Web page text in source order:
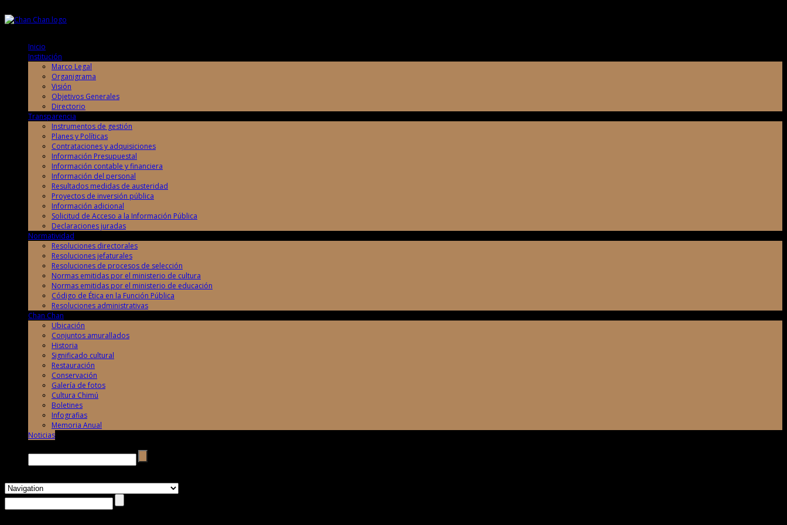
Inicio
Institución
Marco Legal
Organigrama
Visión
Objetivos Generales
Directorio
Transparencia
Instrumentos de gestión
Planes y Políticas
Contrataciones y adquisiciones
Información Presupuestal
Información contable y financiera
Información del personal
Resultados medidas de austeridad
Proyectos de inversión pública
Información adicional
Solicitud de Acceso a la Información Pública
Declaraciones juradas
Normatividad
Resoluciones directorales
Resoluciones jefaturales
Resoluciones de procesos de selección
Normas emitidas por el ministerio de cultura
Normas emitidas por el ministerio de educación
Código de Ética en la Función Pública
Resoluciones administrativas
Chan Chan
Ubicación
Conjuntos amurallados
Historia
Significado cultural
Restauración
Conservación
Galería de fotos
Cultura Chimú
Boletines
Infografias
Memoria Anual
Noticias